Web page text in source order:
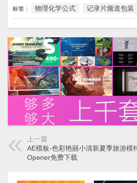
标签： 物理化学公式 记录片频道包装
上一篇
AE模板-色彩艳丽小清新夏季旅游模
Opener免费下载